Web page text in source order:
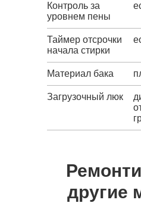
Контроль за
уровнем пены
Таймер отсрочки
начала стирки
Материал бака
Загрузочный люк
другие